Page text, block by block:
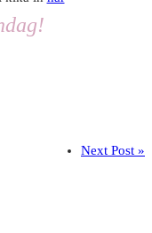
Next Post »